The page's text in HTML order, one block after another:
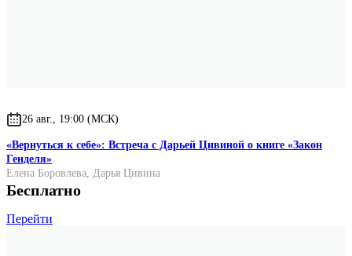
26 авг., 19:00 (МСК)
«Вернуться к себе»: Встреча с Дарьей Цивиной о книге «Закон
Генделя»
Елена Боровлева, Дарья Цивина
Бесплатно
Перейти